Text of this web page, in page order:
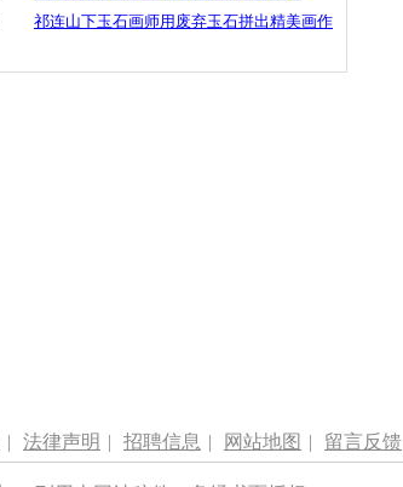
祁连山下玉石画师用废弃玉石拼出精美画作
| 法律声明 | 招聘信息 | 网站地图 | 留言反馈